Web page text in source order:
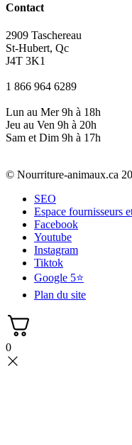
Contact
2909 Taschereau
St-Hubert, Qc
J4T 3K1
1 866 964 6289
Lun au Mer 9h à 18h
Jeu au Ven 9h à 20h
Sam et Dim 9h à 17h
© Nourriture-animaux.ca
SEO
Espace fournisseurs
Facebook
Youtube
Instagram
Tiktok
Google 5⭐
Plan du site
0